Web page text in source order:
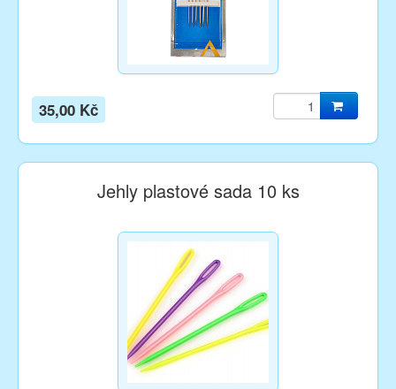
35,00 Kč
Jehly plastové sada 10 ks